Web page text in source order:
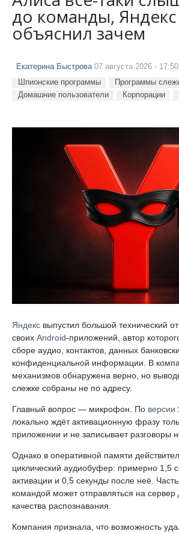
до команды, Яндекс
объяснил зачем
Екатерина Быстрова 07 августа 2026 - 17:50
Шпионские программы
Программы
Домашние пользователи
Корпорации
Яндекс выпустил большой технический
своих Android-приложений, автор
сборе аудио, контактов, данных
конфиденциальной информации. В
механизмов обнаружена верно, но
слежке собраны не по адресу.
Главный вопрос — микрофон. По версии
локально ждёт активационную фразу
приложении и не записывает разговоры
Однако в оперативной памяти
циклический аудиобуфер: примерно 1,5
активации и 0,5 секунды после неё.
командой может отправляться на сервер
качества распознавания.
Компания признала, что возможность